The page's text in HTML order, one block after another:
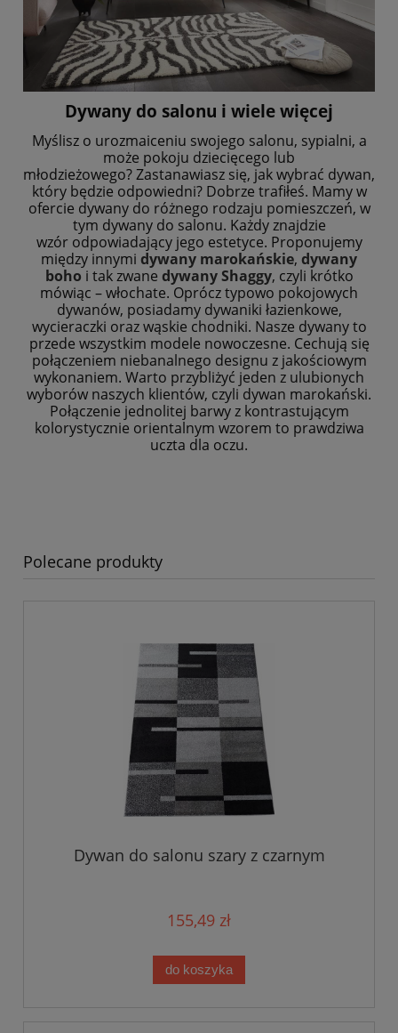
Dywany do salonu i wiele więcej
Myślisz o urozmaiceniu swojego salonu, sypialni, a
może pokoju dziecięcego lub
młodzieżowego?Zastanawiasz się, jak wybrać dywan,
który będzie odpowiedni? Dobrze trafiłeś. Mamy w
ofercie dywany do różnego rodzaju pomieszczeń, w
tym dywany do salonu. Każdy znajdzie
wzór odpowiadający jego estetyce. Proponujemy
między innymi dywany marokańskie, dywany
boho i tak zwane dywany Shaggy, czyli krótko
mówiąc – włochate. Oprócz typowo pokojowych
dywanów, posiadamy dywaniki łazienkowe,
wycieraczki oraz wąskie chodniki. Nasze dywany to
przede wszystkim modele nowoczesne. Cechują się
połączeniem niebanalnego designu z jakościowym
wykonaniem. Warto przybliżyć jeden z ulubionych
wyborów naszych klientów, czyli dywan marokański.
Połączenie jednolitej barwy z kontrastującym
kolorystycznie orientalnym wzorem to prawdziwa
uczta dla oczu.
Polecane produkty
Dywan do salonu szary z czarnym
155,49 zł
do koszyka